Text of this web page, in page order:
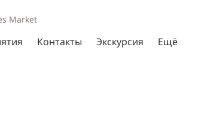
Market
Контакты Экскурсия Ещё